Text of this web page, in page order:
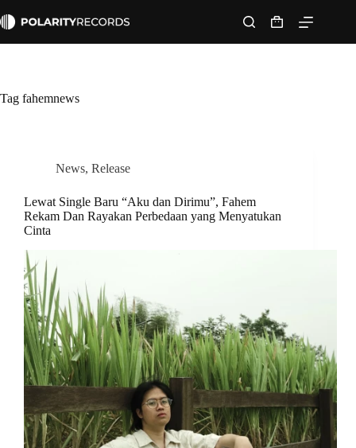
to
Shopping
cart
Tag fahemnews
News, Release
Lewat Single Baru “Aku dan Dirimu”, Fahem
Rekam Dan Rayakan Perbedaan yang Menyatukan
Cinta